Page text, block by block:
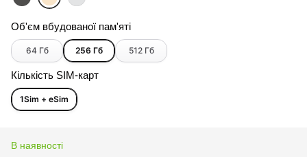
Об'єм вбудованої пам'яті
64 Гб 256 Гб 512 Гб
Кількість SIM-карт
1Sim + eSim
В наявності